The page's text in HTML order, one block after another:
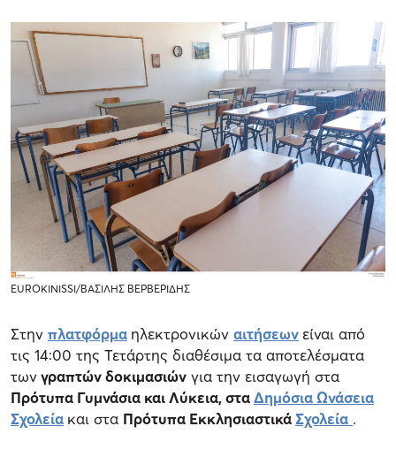
EUROKINISSI/ΒΑΣΙΛΗΣ ΒΕΡΒΕΡΙΔΗΣ
Στην πλατφόρμα ηλεκτρονικών αιτήσεων είναι από
τις 14:00 της Τετάρτης διαθέσιμα τα αποτελέσματα
τωνγραπτών δοκιμασιών για την εισαγωγή στα
Πρότυπα Γυμνάσια και Λύκεια, σταΔημόσια Ωνάσεια
Σχολεία και στα Πρότυπα ΕκκλησιαστικάΣχολεία .